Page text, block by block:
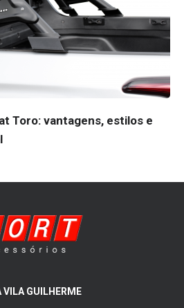
Toro: vantagens, estilos e
VILA GUILHERME